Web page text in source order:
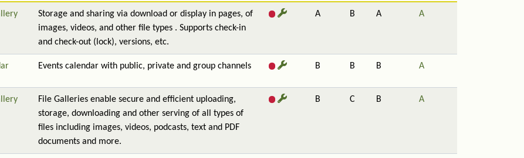
Storage and sharing via download or display in pages, of
images, videos, and other file types . Supports check-in
and check-out (lock), versions, etc.
A B A A
Events calendar with public, private and group channels B B B A
File Galleries enable secure and efficient uploading,
storage, downloading and other serving of all types of
files including images, videos, podcasts, text and PDF
documents and more.
B C B A